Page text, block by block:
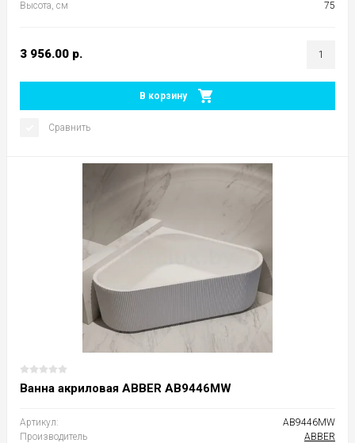
Высота, см 75
3 956.00 р.
В корзину
Сравнить
Ванна акриловая ABBER AB9446MW
Артикул:
AB9446MW
Производитель
ABBER